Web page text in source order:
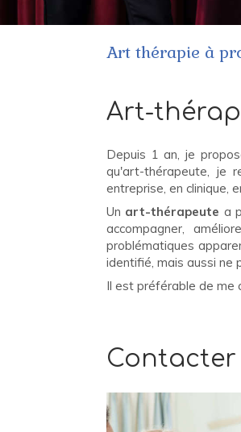
Art thérapie à
Art-
Depuis 1 an, je
qu'art-thérapeute, je
entreprise, en clinique,
Un art-thérapeute a
accompagner,
problématiques
identifié, mais aussi ne
Il est préférable de me
Contacter